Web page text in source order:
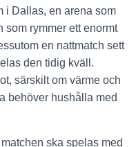
i Dallas, en arena som
som rymmer ett enormt
en nattmatch sett
den tidig kväll.
särskilt om värme och
behöver hushålla med
ska spelas med